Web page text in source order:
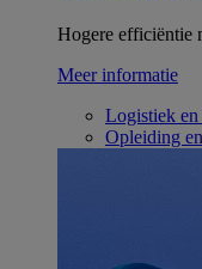
Hogere efficiëntie
Meer informatie
Logistiek en
Opleiding